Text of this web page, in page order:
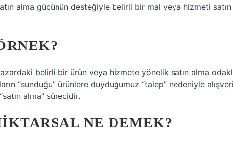
alma gücünün desteğiyle belirli bir mal veya hizmeti satın
belirli bir ürün veya hizmete yönelik satın alma
“sunduğu” ürünlere duyduğumuz “talep” nedeniyle
alma” sürecidir.
NE DEMEK?